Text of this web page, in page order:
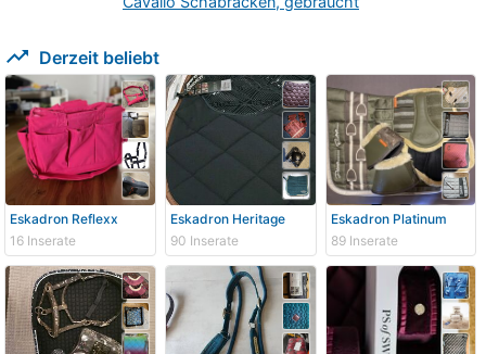
trending_up Derzeit beliebt
Eskadron Reflexx
16 Inserate
Eskadron Heritage
90 Inserate
Eskadron Platinum
89 Inserate